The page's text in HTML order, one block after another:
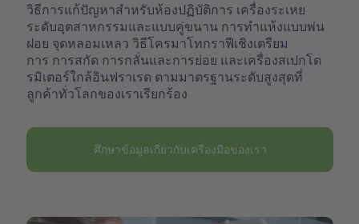
วิธีการแก้ปัญหาสำหรับห้องปฏิบัติการ เครื่องระเหย
ระดับอุตสาหกรรมและแบบคู่ขนาน การทำแห้งแบบพ่น
ฝอย จุดหลอมเหลว วิธีโครมาโทกราฟีเชิงเตรียม
การ การสกัด การกลั่นและการย่อย และเครื่องสเปกโต
รมิเตอร์ใกล้อินฟราเรด ตามมาตรฐานระดับสูงสุดที่
ลูกค้าทั่วโลกของเราเรียกร้อง
ศึกษาข้อมูลเกี่ยวกับเครื่องมือของเรา